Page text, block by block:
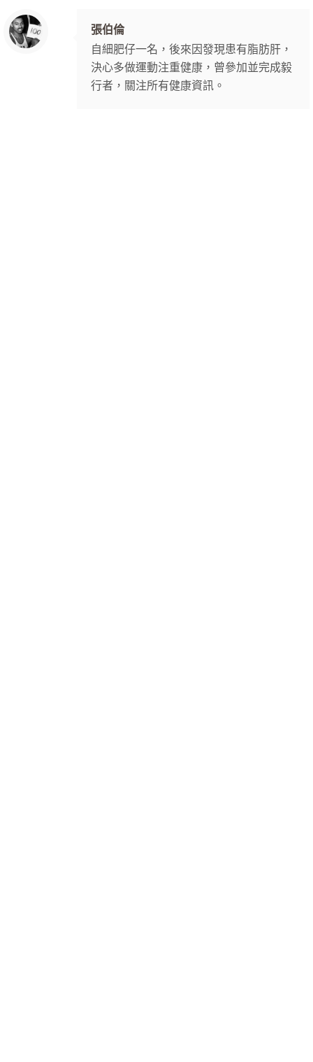
張伯倫
自細肥仔一名，後來因發現患有脂肪肝，
決心多做運動注重健康，曾參加並完成毅
行者，關注所有健康資訊。